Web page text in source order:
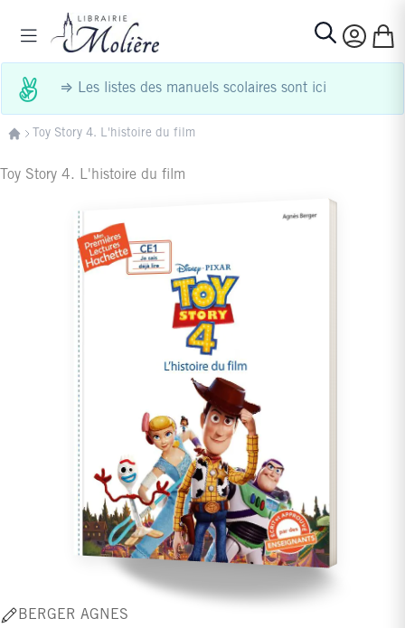
Allez au contenu
Basculer la navigation Mon
⇒ Les listes des manuels scolaires sont ici
Toy Story 4. L'histoire du film
Toy Story 4. L'histoire du film
BERGER AGNES